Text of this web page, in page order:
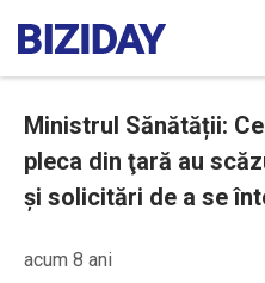
Ministrul Sănătății:
pleca din ţară au
și solicitări de a se
acum 8 ani